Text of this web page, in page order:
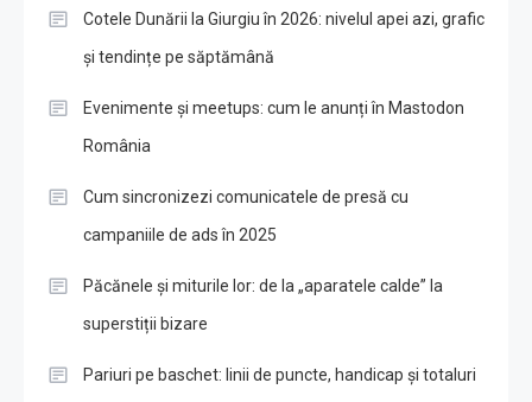
Cotele Dunării la Giurgiu în 2026: nivelul apei azi, grafic
și tendințe pe săptămână
Evenimente și meetups: cum le anunți în Mastodon
România
Cum sincronizezi comunicatele de presă cu
campaniile de ads în 2025
Păcănele și miturile lor: de la „aparatele calde” la
superstiții bizare
Pariuri pe baschet: linii de puncte, handicap și totaluri